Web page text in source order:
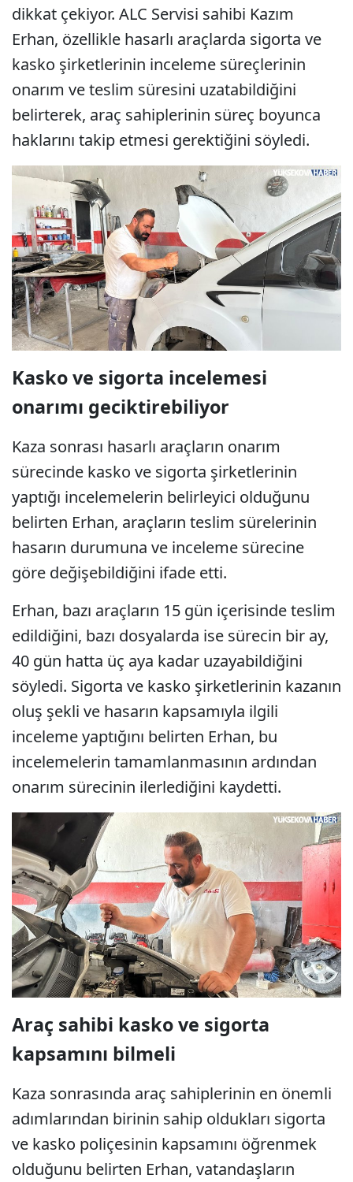
dikkat çekiyor. ALC Servisi sahibi Kazım
Erhan, özellikle hasarlı araçlarda sigorta ve
kasko şirketlerinin inceleme süreçlerinin
onarım ve teslim süresini uzatabildiğini
belirterek, araç sahiplerinin süreç boyunca
haklarını takip etmesi gerektiğini söyledi.
Kasko ve sigorta incelemesi
onarımı geciktirebiliyor
Kaza sonrası hasarlı araçların onarım
sürecinde kasko ve sigorta şirketlerinin
yaptığı incelemelerin belirleyici olduğunu
belirten Erhan, araçların teslim sürelerinin
hasarın durumuna ve inceleme sürecine
göre değişebildiğini ifade etti.
Erhan, bazı araçların 15 gün içerisinde teslim
edildiğini, bazı dosyalarda ise sürecin bir ay,
40 gün hatta üç aya kadar uzayabildiğini
söyledi. Sigorta ve kasko şirketlerinin kazanın
oluş şekli ve hasarın kapsamıyla ilgili
inceleme yaptığını belirten Erhan, bu
incelemelerin tamamlanmasının ardından
onarım sürecinin ilerlediğini kaydetti.
Araç sahibi kasko ve sigorta
kapsamını bilmeli
Kaza sonrasında araç sahiplerinin en önemli
adımlarından birinin sahip oldukları sigorta
ve kasko poliçesinin kapsamını öğrenmek
olduğunu belirten Erhan, vatandaşların